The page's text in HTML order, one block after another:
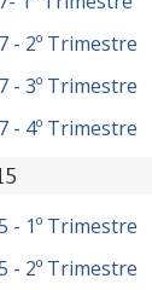
- 2º Trimestre
- 3º Trimestre
- 4º Trimestre
- 1º Trimestre
- 2º Trimestre